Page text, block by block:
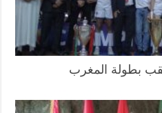
بطولة المغرب